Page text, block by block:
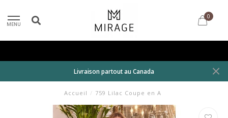
MENU
0
Livraison partout au Canada
Accueil / 759 Lilac Coupe en A